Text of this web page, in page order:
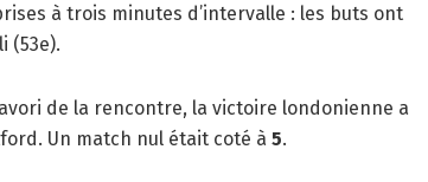
à trois minutes d’intervalle : les buts ont
(53e).
de la rencontre, la victoire londonienne a
Un match nul était coté à 5.